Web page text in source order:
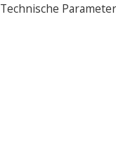
Technische Parameter